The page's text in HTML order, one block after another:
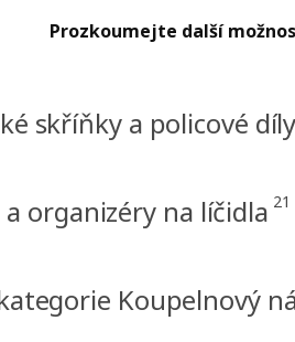
Prozkoumejte další
skříňky a policové díly
organizéry na líčidla 21
Koupelnový